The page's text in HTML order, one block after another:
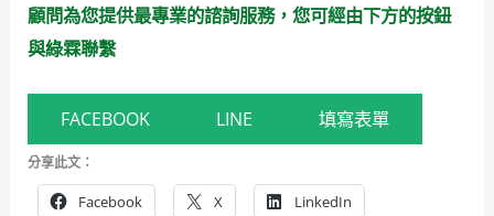
顧問為您提供最專業的諮詢服務，您可經由下方的按鈕
與綠霖聯繫
FACEBOOK LINE 填寫表單
分享此文：
Facebook X LinkedIn